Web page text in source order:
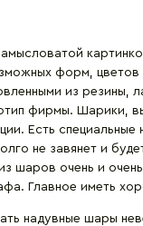
форм,
из
фирмы. Шарики,
Есть
не завянет и
шаров очень и
Главное иметь
надувные шары